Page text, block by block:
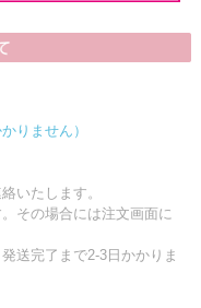
りません）
いたします。
その場合には注文画面に
送完了まで2-3日かかりま